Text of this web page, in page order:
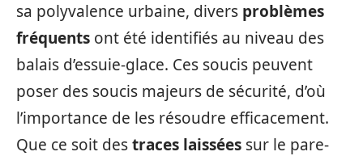
sa polyvalence urbaine, divers problèmes
fréquents ont été identifiés au niveau des
balais d’essuie-glace. Ces soucis peuvent
poser des soucis majeurs de sécurité, d’où
l’importance de les résoudre efficacement.
Que ce soit destraces laissées sur le pare-